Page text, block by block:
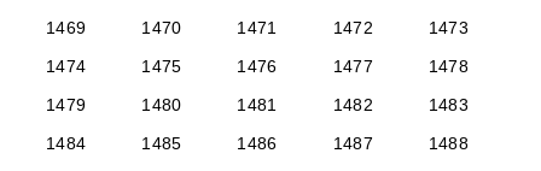
1469
1470 1471 1472
1473
1474
1475 1476 1477
1478
1479
1480 1481 1482
1483
1484
1485 1486 1487
1488